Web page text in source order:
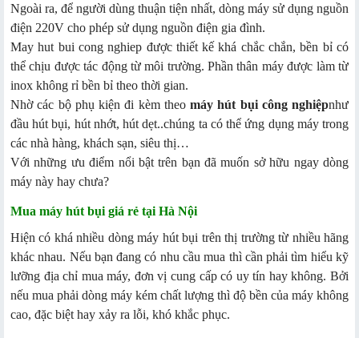
Ngoài ra, để người dùng thuận tiện nhất, dòng máy sử dụng nguồn
điện 220V cho phép sử dụng nguồn điện gia đình.
May hut bui cong nghiep được thiết kế khá chắc chắn, bền bỉ có
thể chịu được tác động từ môi trường. Phần thân máy được làm từ
inox không rỉ bền bỉ theo thời gian.
Nhờ các bộ phụ kiện đi kèm theo máy hút bụi công nghiệpnhư
đầu hút bụi, hút nhớt, hút dẹt..chúng ta có thể ứng dụng máy trong
các nhà hàng, khách sạn, siêu thị…
Với những ưu điểm nổi bật trên bạn đã muốn sở hữu ngay dòng
máy này hay chưa?
Mua máy hút bụi giá rẻ tại Hà Nội
Hiện có khá nhiều dòng máy hút bụi trên thị trường từ nhiều hãng
khác nhau. Nếu bạn đang có nhu cầu mua thì cần phải tìm hiểu kỹ
lưỡng địa chỉ mua máy, đơn vị cung cấp có uy tín hay không. Bởi
nếu mua phải dòng máy kém chất lượng thì độ bền của máy không
cao, đặc biệt hay xảy ra lỗi, khó khắc phục.